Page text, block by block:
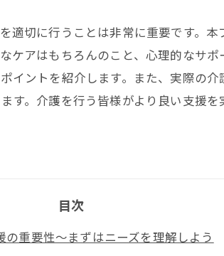
適切に行うことは非常に重要です。
ケアはもちろんのこと、心理的なサ
イントを紹介します。また、実際の
す。介護を行う皆様がより良い支援
目次
の重要性〜まずはニーズを理解しよう